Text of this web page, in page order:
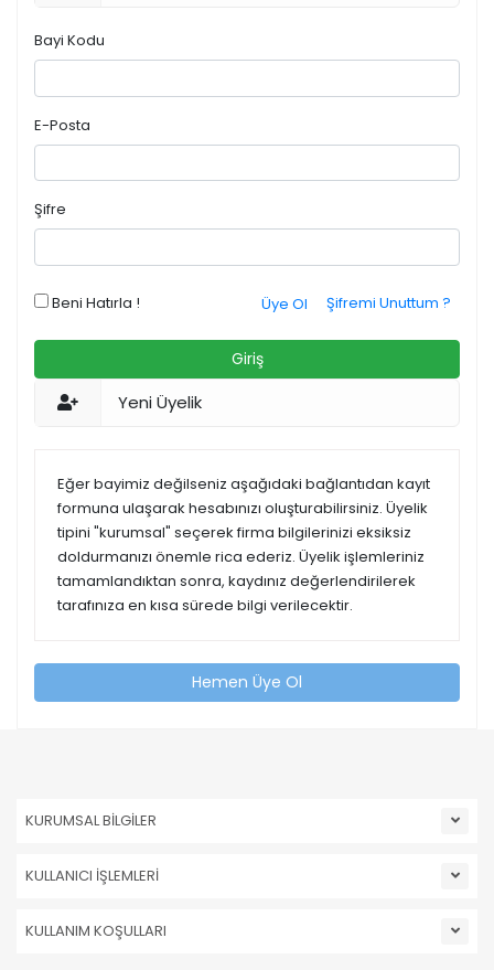
Bayi Kodu
E-Posta
Şifre
Beni Hatırla ! Şifremi Unuttum ?
Üye Ol
Giriş
Yeni Üyelik
Eğer bayimiz değilseniz aşağıdaki bağlantıdan kayıt
formuna ulaşarak hesabınızı oluşturabilirsiniz. Üyelik
tipini "kurumsal" seçerek firma bilgilerinizi eksiksiz
doldurmanızı önemle rica ederiz. Üyelik işlemleriniz
tamamlandıktan sonra, kaydınız değerlendirilerek
tarafınıza en kısa sürede bilgi verilecektir.
Hemen Üye Ol
KURUMSAL BİLGİLER
KULLANICI İŞLEMLERİ
KULLANIM KOŞULLARI